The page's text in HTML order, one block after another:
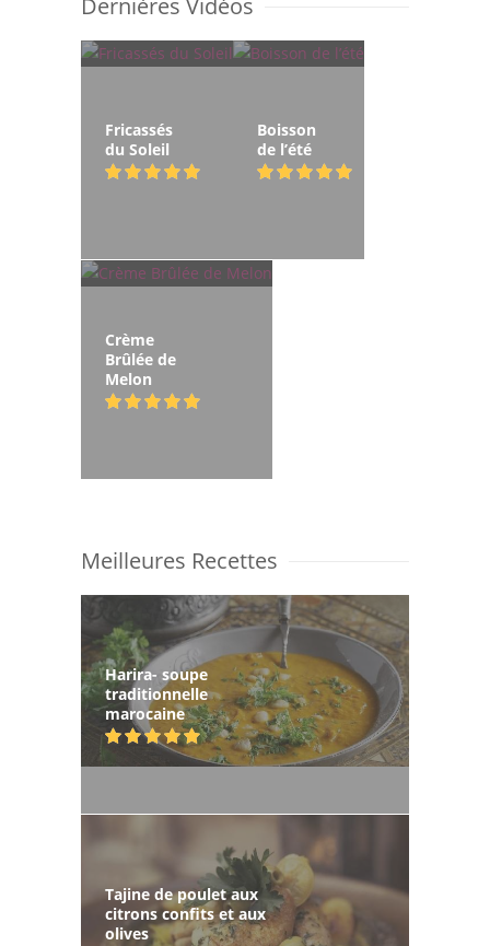
Dernières Vidéos
Fricassés
du Soleil
Boisson
de l’été
Crème
Brûlée de
Melon
Meilleures Recettes
Harira- soupe
traditionnelle
marocaine
Tajine de poulet aux
citrons confits et aux
olives